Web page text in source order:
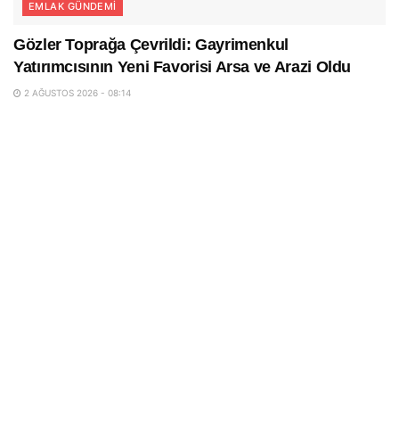
EMLAK GÜNDEMI
Gözler Toprağa Çevrildi: Gayrimenkul
Yatırımcısının Yeni Favorisi Arsa ve Arazi Oldu
2 AĞUSTOS 2026 - 08:14